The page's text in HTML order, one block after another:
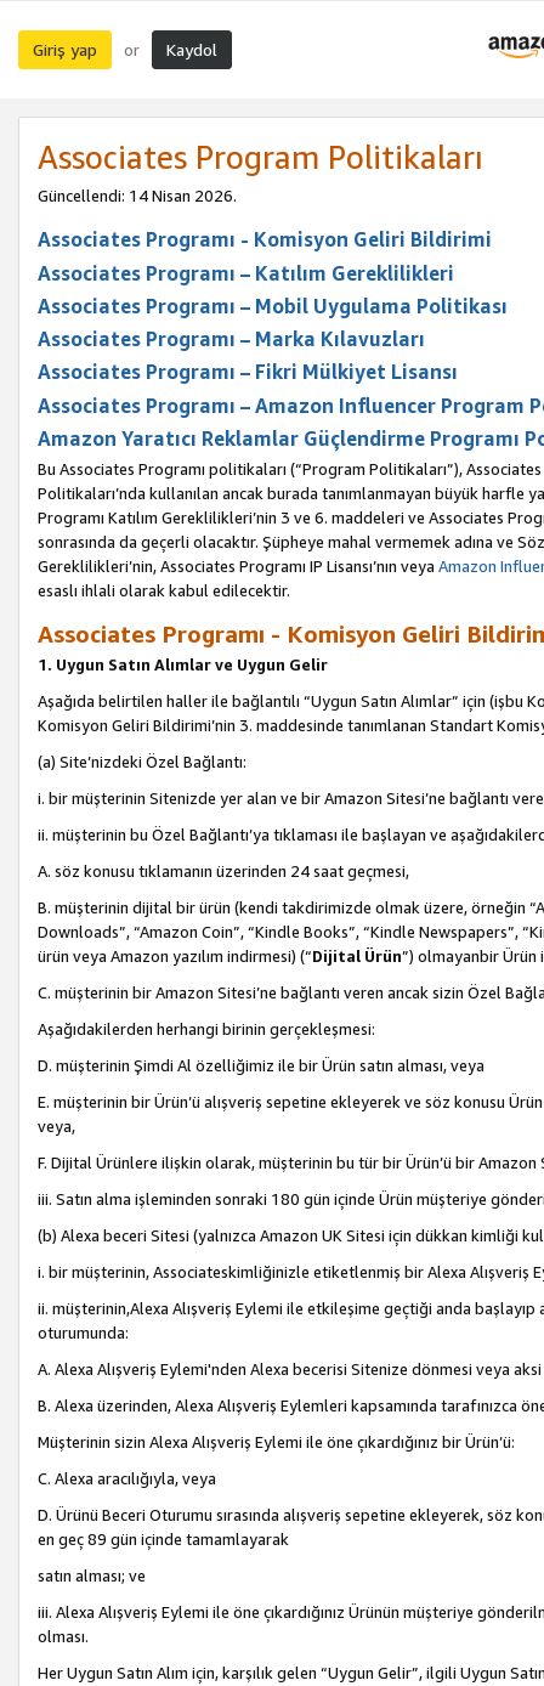
Giriş yap or Kaydol
Associates Program Politikaları
Güncellendi: 14 Nisan 2026.
Associates Programı - Komisyon Geliri Bildirimi
Associates Programı – Katılım Gereklilikleri
Associates Programı – Mobil Uygulama Politikası
Associates Programı – Marka Kılavuzları
Associates Programı – Fikri Mülkiyet Lisansı
Associates Programı – Amazon Influencer Program
Amazon Yaratıcı Reklamlar Güçlendirme Programı
Bu Associates Programı politikaları (“Program Politikaları”),
Politikaları’nda kullanılan ancak burada tanımlanmayan büyük harfle
Programı Katılım Gereklilikleri’nin 3 ve 6. maddeleri ve Associates
sonrasında da geçerli olacaktır. Şüpheye mahal vermemek adına ve
Gereklilikleri’nin, Associates Programı IP Lisansı’nın veya Amazon
esaslı ihlali olarak kabul edilecektir.
Associates Programı - Komisyon Geliri
1. Uygun Satın Alımlar ve Uygun Gelir
Aşağıda belirtilen haller ile bağlantılı “Uygun Satın Alımlar” için
Komisyon Geliri Bildirimi’nin 3. maddesinde tanımlanan Standart
(a) Site’nizdeki Özel Bağlantı:
i. bir müşterinin Sitenizde yer alan ve bir Amazon Sitesi’ne bağlantı
ii. müşterinin bu Özel Bağlantı’ya tıklaması ile başlayan ve
A. söz konusu tıklamanın üzerinden 24 saat geçmesi,
B. müşterinin dijital bir ürün (kendi takdirimizde olmak üzere, örneğin
Downloads”, “Amazon Coin”, “Kindle Books”, “Kindle Newspapers”,
ürün veya Amazon yazılım indirmesi) (“Dijital Ürün”) olmayanbir Ürün
C. müşterinin bir Amazon Sitesi’ne bağlantı veren ancak sizin Özel
Aşağıdakilerden herhangi birinin gerçekleşmesi:
D. müşterinin Şimdi Al özelliğimiz ile bir Ürün satın alması, veya
E. müşterinin bir Ürün’ü alışveriş sepetine ekleyerek ve söz konusu
veya,
F. Dijital Ürünlere ilişkin olarak, müşterinin bu tür bir Ürün’ü bir Amazon
iii. Satın alma işleminden sonraki 180 gün içinde Ürün müşteriye
(b) Alexa beceri Sitesi (yalnızca Amazon UK Sitesi için dükkan kimliği
i. bir müşterinin, Associateskimliğinizle etiketlenmiş bir Alexa Alışveriş
ii. müşterinin,Alexa Alışveriş Eylemi ile etkileşime geçtiği anda
oturumunda:
A. Alexa Alışveriş Eylemi'nden Alexa becerisi Sitenize dönmesi veya
B. Alexa üzerinden, Alexa Alışveriş Eylemleri kapsamında tarafınızca
Müşterinin sizin Alexa Alışveriş Eylemi ile öne çıkardığınız bir Ürün’ü:
C. Alexa aracılığıyla, veya
D. Ürünü Beceri Oturumu sırasında alışveriş sepetine ekleyerek, söz
en geç 89 gün içinde tamamlayarak
satın alması; ve
iii. Alexa Alışveriş Eylemi ile öne çıkardığınız Ürünün müşteriye
olması.
Her Uygun Satın Alım için, karşılık gelen “Uygun Gelir”, ilgili Uygun